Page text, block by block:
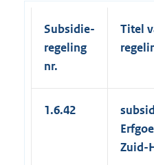
Subsidie-
regeling
nr.
Titel
1.6.42
Zuid-